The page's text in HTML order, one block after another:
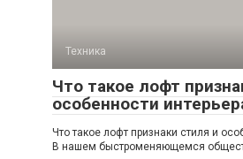
Техника
Что такое лофт
особенности
Что такое лофт признаки стиля и
В нашем быстроменяющемся